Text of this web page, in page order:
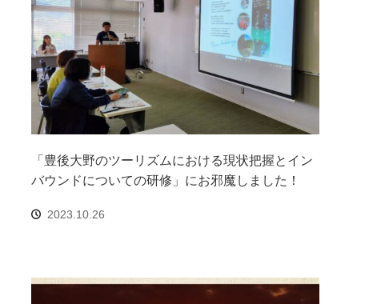
「豊後大野のツーリズムにおける現状把握とイン
バウンドについての研修」にお邪魔しました！
2023.10.26